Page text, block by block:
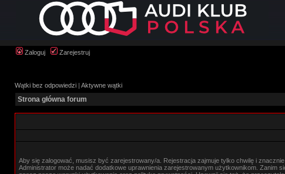
Zaloguj Zarejestruj
Wątki bez odpowiedzi | Aktywne wątki
Strona główna forum
Aby się zalogować, musisz być zarejestrowany/a. Rejestracja zajmuje tylko chwilę i
Administrator może nadać dodatkowe uprawnienia zarejestrowanym użytkownikom. Zanim